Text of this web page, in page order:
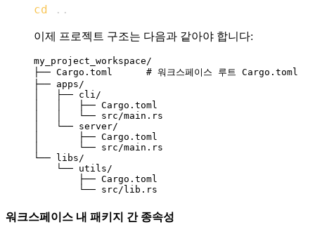
cd ..
이제 프로젝트 구조는 다음과 같아야 합니다:
my_project_workspace/
├── Cargo.toml      # 워크스페이스 루트 Cargo.toml
├── apps/
│   ├── cli/
│   │   ├── Cargo.toml
│   │   └── src/main.rs
│   └── server/
│       ├── Cargo.toml
│       └── src/main.rs
└── libs/
    └── utils/
        ├── Cargo.toml
워크스페이스 내 패키지 간 종속성